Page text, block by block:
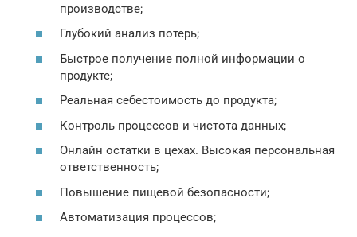
производстве;
Глубокий анализ потерь;
Быстрое получение полной информации о
продукте;
Реальная себестоимость до продукта;
Контроль процессов и чистота данных;
Онлайн остатки в цехах. Высокая персональная
ответственность;
Повышение пищевой безопасности;
Автоматизация процессов;